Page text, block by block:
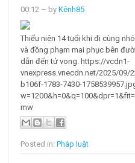
00:12 – byKênh85
Thiếu niên 14 tuổi khi đi cùng
và đồng phạm mai phục bên
dẫn đến tử vong. https://vcdn1-
vnexpress.vnecdn.net/2025/09/
b106f-1783-7430-
mw
Posted in:Pháp luật